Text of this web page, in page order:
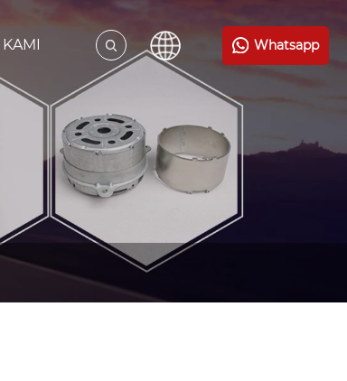
Whatsapp